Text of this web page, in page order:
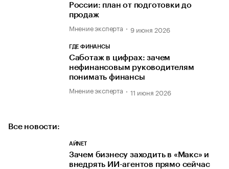
России: план от подготовки до
продаж
Мнение эксперта 9 июня 2026
ГДЕ ФИНАНСЫ
Саботаж в цифрах: зачем
нефинансовым руководителям
понимать финансы
Мнение эксперта 11 июня 2026
Все новости:
АЙNET
Зачем бизнесу заходить в «Макс» и
внедрять ИИ-агентов прямо сейчас